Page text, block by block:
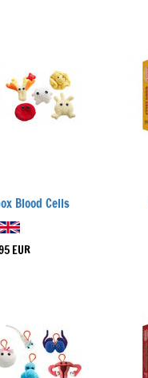
Blood Cells
EUR